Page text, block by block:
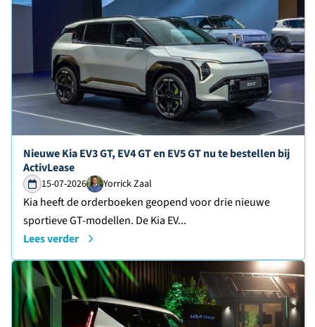
Lees verder over
Nieuwe Kia EV3 GT, EV4 GT en EV5 GT nu te bestellen bij
ActivLease
15-07-2026 Yorrick Zaal
Kia heeft de orderboeken geopend voor drie nieuwe
sportieve GT-modellen. De Kia EV...
Lees verder